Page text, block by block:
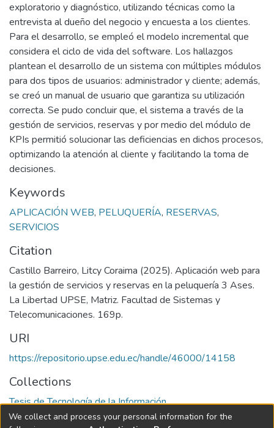
exploratorio y diagnóstico, utilizando técnicas como la
entrevista al dueño del negocio y encuesta a los clientes.
Para el desarrollo, se empleó el modelo incremental que
considera el ciclo de vida del software. Los hallazgos
plantean el desarrollo de un sistema con múltiples módulos
para dos tipos de usuarios: administrador y cliente; además,
se creó un manual de usuario que garantiza su utilización
correcta. Se pudo concluir que, el sistema a través de la
gestión de servicios, reservas y por medio del módulo de
KPIs permitió solucionar las deficiencias en dichos procesos,
optimizando la atención al cliente y facilitando la toma de
decisiones.
Keywords
APLICACIÓN WEB, PELUQUERÍA, RESERVAS,
SERVICIOS
Citation
Castillo Barreiro, Litcy Coraima (2025). Aplicación web para
la gestión de servicios y reservas en la peluquería 3 Ases.
La Libertad UPSE, Matriz. Facultad de Sistemas y
Telecomunicaciones. 169p.
URI
https://repositorio.upse.edu.ec/handle/46000/14158
Collections
Tesis de Tecnología de la Información
We collect and process your personal information for the